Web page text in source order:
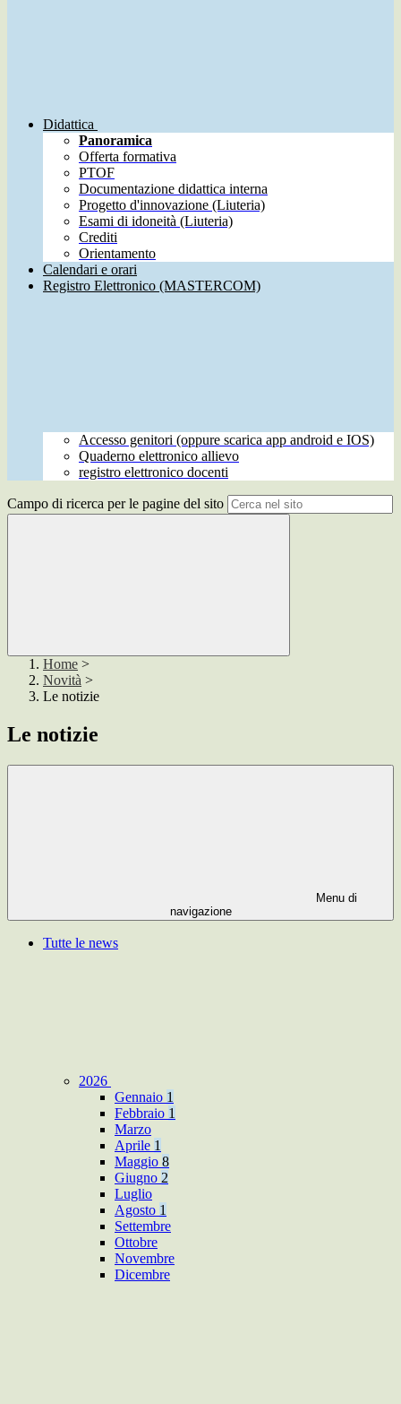
Didattica
Panoramica
Offerta formativa
PTOF
Documentazione didattica interna
Progetto d'innovazione (Liuteria)
Esami di idoneità (Liuteria)
Crediti
Orientamento
Calendari e orari
Registro Elettronico (MASTERCOM)
Accesso genitori (oppure scarica app android e IOS)
Quaderno elettronico allievo
registro elettronico docenti
Campo di ricerca per le pagine del sito
Home >
Novità >
Le notizie
Le notizie
Menu di
navigazione
Tutte le news
2026
Gennaio 1
Febbraio 1
Marzo
Aprile 1
Maggio 8
Giugno 2
Luglio
Agosto 1
Settembre
Ottobre
Novembre
Dicembre